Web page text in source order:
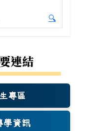
🔍
開始舊站
連結
專區
(另開新視窗)
學資訊